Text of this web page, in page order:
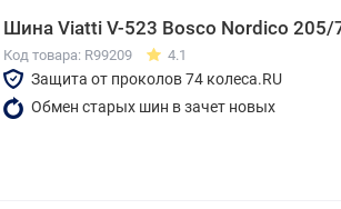
Шина Viatti V-523 Bosco Nordico 205/
Код товара: R99209 4.1
Защита от проколов 74 колеса.RU
Обмен старых шин в зачет новых